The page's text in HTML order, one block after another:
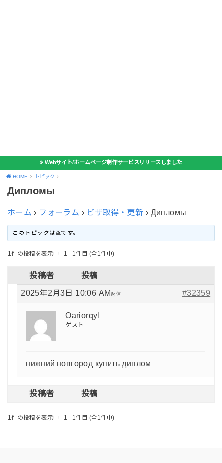
Webサイト/ホームページ制作サービスリリースしました
HOME トピック
Дипломы
ホーム › フォーラム › ビザ取得・更新 › Дипломы
このトピックは空です。
1件の投稿を表示中 - 1 - 1件目 (全1件中)
投稿者 投稿
2025年2月3日 10:06 AM #32359
返信
Oariorqyl
ゲスト
нижний новгород купить диплом
投稿者 投稿
1件の投稿を表示中 - 1 - 1件目 (全1件中)